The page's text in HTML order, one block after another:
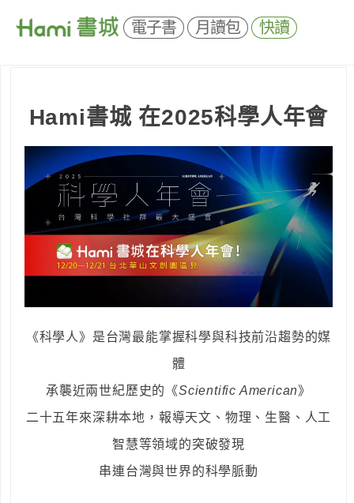
電子書 月讀包 快讀
Hami書城 在2025科學人年會
《科學人》是台灣最能掌握科學與科技前沿趨勢的媒
體
承襲近兩世紀歷史的《Scientific American》
二十五年來深耕本地，報導天文、物理、生醫、人工
智慧等領域的突破發現
串連台灣與世界的科學脈動